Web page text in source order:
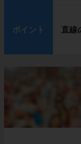
ポイント 直線